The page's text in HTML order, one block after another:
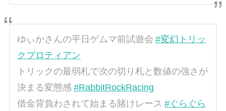
ゆぃかさんの平日ゲムマ前試遊会 #変幻トリッ
クプロティアン
トリックの最弱札で次の切り札と数値の強さが
決まる変態感 #RabbitRockRacing
借金背負わされて始まる賭けレース #ぐらぐら